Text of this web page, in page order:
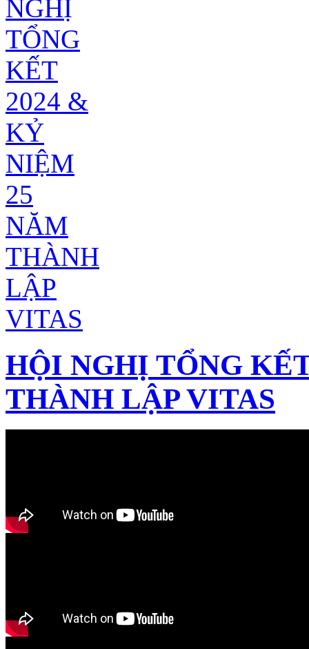
HỘI NGHỊ TỔNG
THÀNH LẬP VITAS